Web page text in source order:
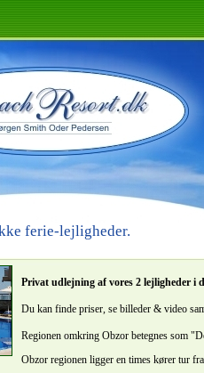
ferie-lejligheder.
Privat udlejning af vores 2 lejligheder i
Du kan finde priser, se billeder & video
Regionen omkring Obzor betegnes som
Obzor regionen ligger en times kører tur